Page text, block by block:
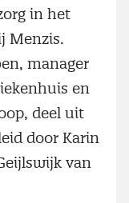
in het
Menzis.
manager
en
deel uit
door Karin
van